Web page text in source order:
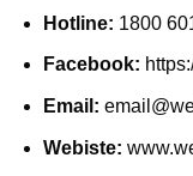
Hotline: 1800
Facebook:
Email:
Webiste: